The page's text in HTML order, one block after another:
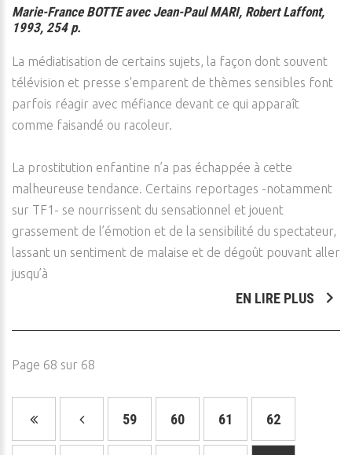
Marie-France BOTTE avec Jean-Paul MARI, Robert Laffont,
1993, 254 p.
La médiatisation de certains sujets, la façon dont souvent
télévision et presse s'emparent de thèmes sensibles font
parfois réagir avec méfiance devant ce qui apparaît
comme faisandé ou racoleur.
La prostitution enfantine n’a pas échappée à cette
malheureuse tendance. Certains reportages -notamment
sur TF1- se nourrissent du sensationnel et jouent
grassement de l’émotion et de la sensibilité du spectateur,
lassant un sentiment de malaise et de dégoût pouvant aller
jusqu’à
EN LIRE PLUS
Page 68 sur 68
59 60 61 62